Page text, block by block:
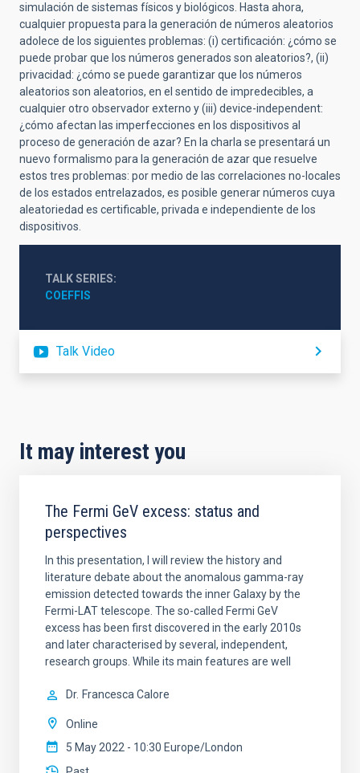
simulación de sistemas físicos y biológicos. Hasta ahora,
cualquier propuesta para la generación de números aleatorios
adolece de los siguientes problemas: (i) certificación: ¿cómo se
puede probar que los números generados son aleatorios?, (ii)
privacidad: ¿cómo se puede garantizar que los números
aleatorios son aleatorios, en el sentido de impredecibles, a
cualquier otro observador externo y (iii) device-independent:
¿cómo afectan las imperfecciones en los dispositivos al
proceso de generación de azar? En la charla se presentará un
nuevo formalismo para la generación de azar que resuelve
estos tres problemas: por medio de las correlaciones no-locales
de los estados entrelazados, es posible generar números cuya
aleatoriedad es certificable, privada e independiente de los
dispositivos.
TALK SERIES
COEFFIS
Talk Video
It may interest you
The Fermi GeV excess: status and
perspectives
In this presentation, I will review the history and
literature debate about the anomalous gamma-ray
emission detected towards the inner Galaxy by the
Fermi-LAT telescope. The so-called Fermi GeV
excess has been first discovered in the early 2010s
and later characterised by several, independent,
research groups. While its main features are well
Dr. Francesca Calore
Online
5 May 2022 - 10:30 Europe/London